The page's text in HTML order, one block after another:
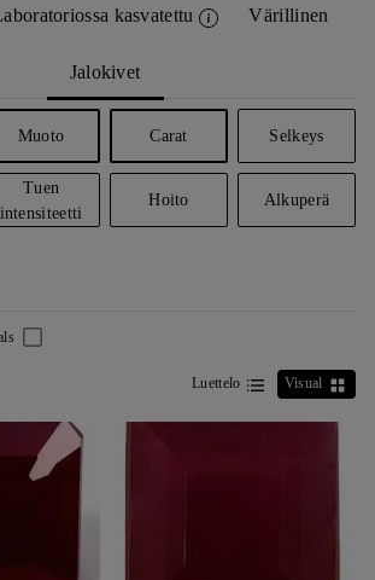
kasvatettu Värillinen
Jalokivet
Muoto Carat Selkeys
Tuen
intensiteetti
Hoito Alkuperä
Luettelo Visual